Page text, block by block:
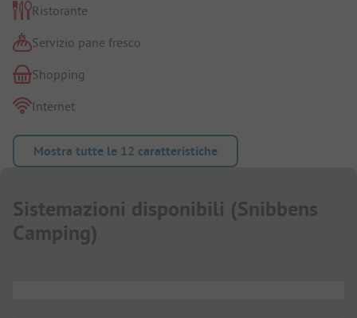
Ristorante
Servizio pane fresco
Shopping
Internet
Mostra tutte le 12 caratteristiche
Sistemazioni disponibili (Snibbens
Camping)